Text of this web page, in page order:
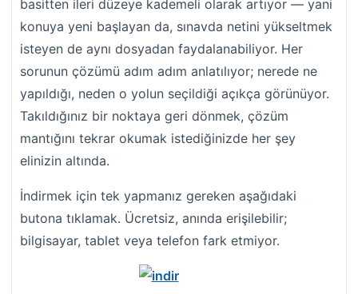
basitten ileri düzeye kademeli olarak artıyor — yani
konuya yeni başlayan da, sınavda netini yükseltmek
isteyen de aynı dosyadan faydalanabiliyor. Her
sorunun çözümü adım adım anlatılıyor; nerede ne
yapıldığı, neden o yolun seçildiği açıkça görünüyor.
Takıldığınız bir noktaya geri dönmek, çözüm
mantığını tekrar okumak istediğinizde her şey
elinizin altında.
İndirmek için tek yapmanız gereken aşağıdaki
butona tıklamak. Ücretsiz, anında erişilebilir;
bilgisayar, tablet veya telefon fark etmiyor.